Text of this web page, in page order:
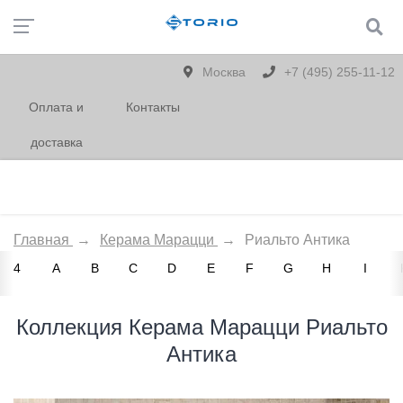
Москва +7 (495) 255-11-12
Оплата и
доставка
Контакты
Главная → Керама Марацци → Риальто Антика
4 A B C D E F G H I
Коллекция Керама Марацци Риальто
Антика